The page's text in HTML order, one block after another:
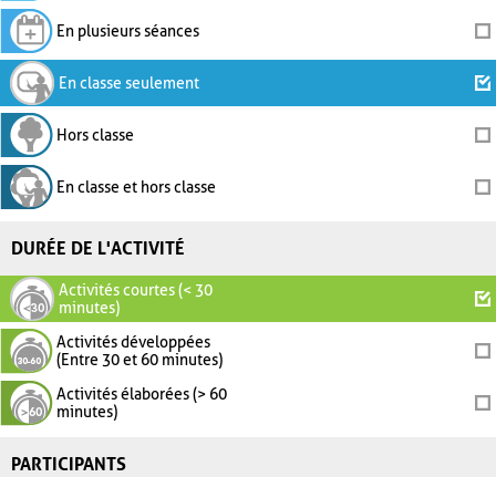
En plusieurs séances
En classe seulement
Hors classe
En classe et hors classe
DURÉE DE L'ACTIVITÉ
Activités courtes (< 30
minutes)
Activités développées
(Entre 30 et 60 minutes)
Activités élaborées (> 60
minutes)
PARTICIPANTS